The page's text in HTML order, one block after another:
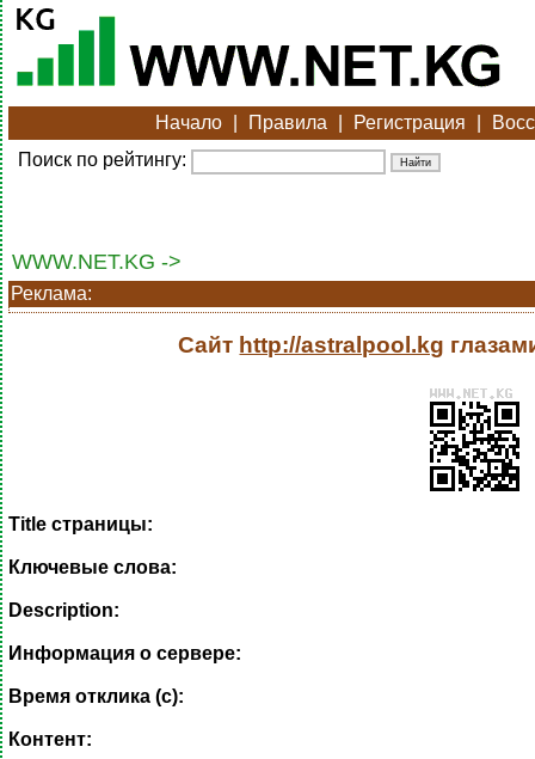
Начало Правила Регистрация
Поиск по рейтингу:
WWW.NET.KG ->
Реклама:
Сайт http://astralpool.kg
Title страницы:
Ключевые слова:
Description:
Информация о сервере:
Время отклика (с):
Контент: